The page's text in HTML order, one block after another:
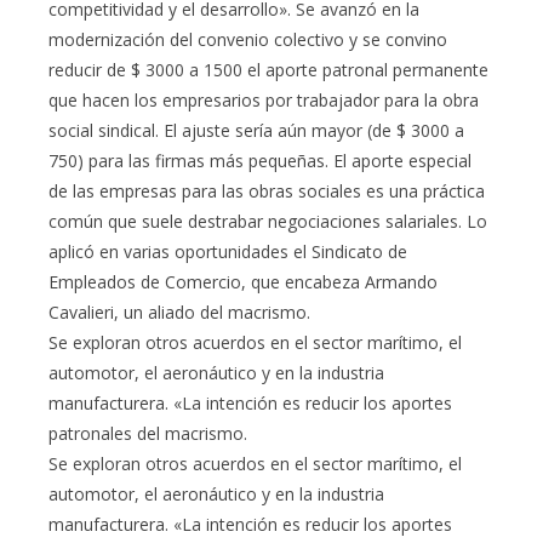
competitividad y el desarrollo». Se avanzó en la
modernización del convenio colectivo y se convino
reducir de $ 3000 a 1500 el aporte patronal permanente
que hacen los empresarios por trabajador para la obra
social sindical. El ajuste sería aún mayor (de $ 3000 a
750) para las firmas más pequeñas. El aporte especial
de las empresas para las obras sociales es una práctica
común que suele destrabar negociaciones salariales. Lo
aplicó en varias oportunidades el Sindicato de
Empleados de Comercio, que encabeza Armando
Cavalieri, un aliado del macrismo.
Se exploran otros acuerdos en el sector marítimo, el
automotor, el aeronáutico y en la industria
manufacturera. «La intención es reducir los aportes
patronales del macrismo.
Se exploran otros acuerdos en el sector marítimo, el
automotor, el aeronáutico y en la industria
manufacturera. «La intención es reducir los aportes